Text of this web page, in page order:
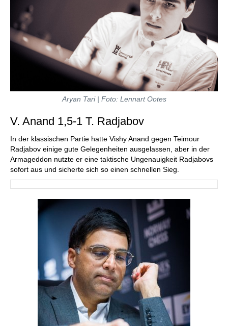
Aryan Tari | Foto: Lennart Ootes
V. Anand 1,5-1 T. Radjabov
In der klassischen Partie hatte Vishy Anand gegen Teimour
Radjabov einige gute Gelegenheiten ausgelassen, aber in der
Armageddon nutzte er eine taktische Ungenauigkeit Radjabovs
sofort aus und sicherte sich so einen schnellen Sieg.